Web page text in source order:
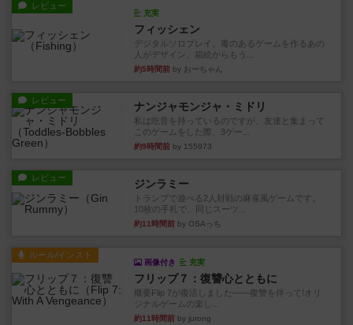
レビュー
充実
フィッシェン
デジタルソロプレイ。毒のあるゲームを作るあの
人がデザイン。箱絵からもう...
約5時間前 by おーちゃん
レビュー ナンジャモンジャ・ミドリ
私は吃音を持っているのですが、友達と集まって
このゲームをした際、3ゲー...
約9時間前 by 155973
レビュー ジンラミー
トランプで遊べる2人対戦の麻雀風ゲームです。
10枚の手札で、同じスーツ...
約11時間前 by OSAっち
ルール/インスト
画像付き 充実
フリップ７：復讐心とともに
概要Flip 7が復活しました――復讐を伴って!オリ
ジナルゲームの楽し...
約11時間前 by jurong